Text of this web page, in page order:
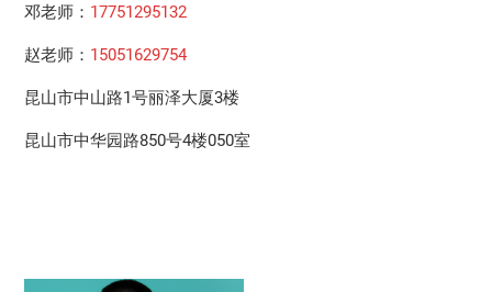
邓老师： 17751295132
赵老师： 15051629754
昆山市中山路1号丽泽大厦3楼
昆山市中华园路850号4楼050室